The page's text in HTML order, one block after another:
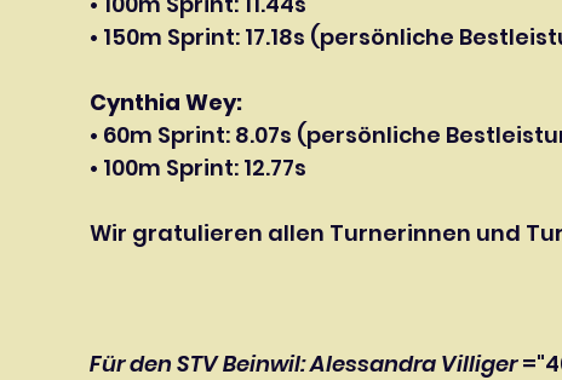
• 150m Sprint: 17.18s (persönliche
Cynthia Wey:
• 60m Sprint: 8.07s (persönliche
• 100m Sprint: 12.77s
Wir gratulieren allen Turnerinnen und
Für den STV Beinwil: Alessandra Villiger